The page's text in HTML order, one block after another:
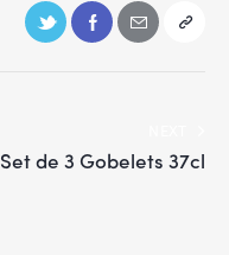
Set de 3 Gobelets 37cl